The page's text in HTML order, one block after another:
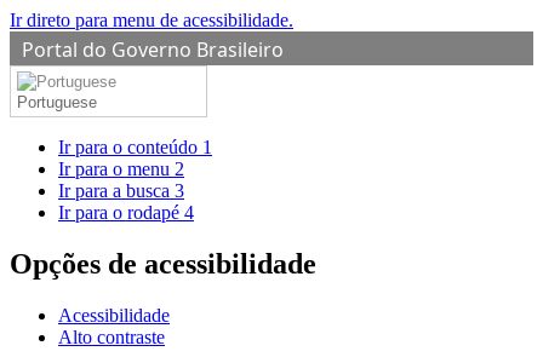
Ir direto para menu de acessibilidade.
Portal do Governo Brasileiro
Portuguese
Ir para o conteúdo 1
Ir para o menu 2
Ir para a busca 3
Ir para o rodapé 4
Opções de acessibilidade
Acessibilidade
Alto contraste